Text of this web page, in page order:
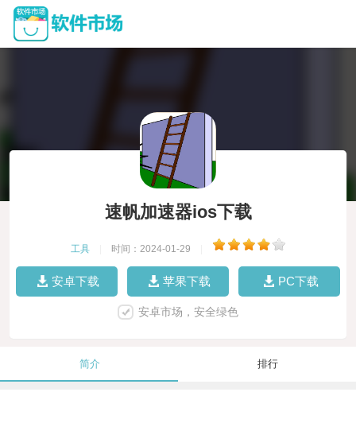
速帆加速器ios下载
工具 时间：2024-01-29
安卓下载 苹果下载 PC下载
安卓市场，安全绿色
简介 排行